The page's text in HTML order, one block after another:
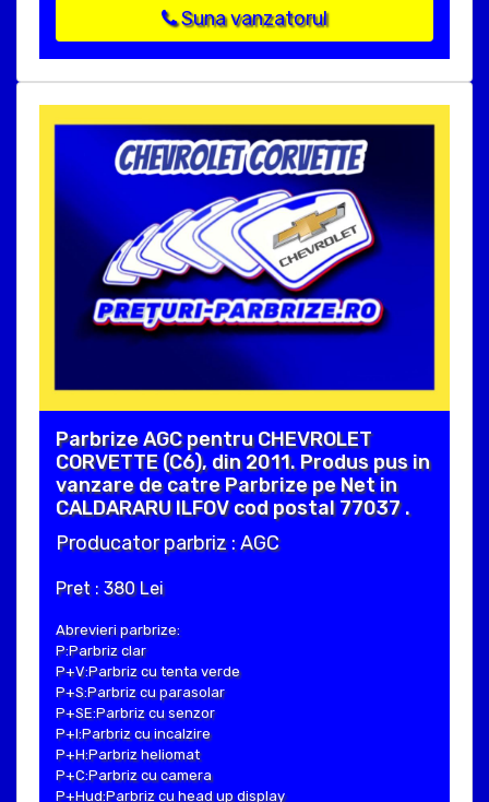
Suna vanzatorul
Parbrize AGC pentru CHEVROLET
CORVETTE (C6), din 2011. Produs pus in
vanzare de catre Parbrize pe Net in
CALDARARU ILFOV cod postal 77037 .
Producator parbriz : AGC
Pret : 380 Lei
Abrevieri parbrize:
P:Parbriz clar
P+V:Parbriz cu tenta verde
P+S:Parbriz cu parasolar
P+SE:Parbriz cu senzor
P+I:Parbriz cu incalzire
P+H:Parbriz heliomat
P+C:Parbriz cu camera
P+Hud:Parbriz cu head up display